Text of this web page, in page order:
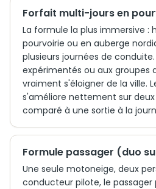
Forfait multi-jours en
La formule la plus immersive :
pourvoirie ou en auberge
plusieurs journées de
expérimentés ou aux groupes
vraiment s'éloigner de la ville.
s'améliore nettement sur
comparé à une sortie à la
Formule passager (duo
Une seule motoneige, deux
conducteur pilote, le passager